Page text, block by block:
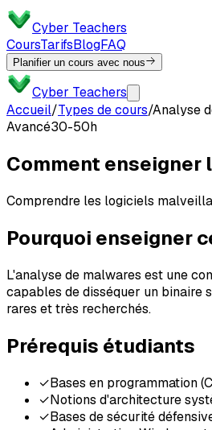
Cyber Teachers
CoursTarifsBlogFAQ
Planifier un cours avec nous
Cyber Teachers
Accueil/Types de cours/Analyse
Avancé30-50h
Comment enseigner
Comprendre les logiciels
Pourquoi enseigner
L'analyse de malwares est une
capables de disséquer un binaire
rares et très recherchés.
Prérequis étudiants
✓Bases en programmation
✓Notions d'architecture
✓Bases de sécurité